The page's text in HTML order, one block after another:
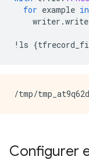
saved_model.pb
/tmp/
for example in
writer .write
! ls {
Configurer